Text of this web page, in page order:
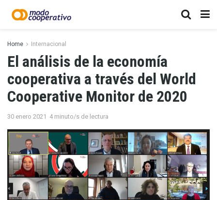
Home Internacional
El análisis de la economía
cooperativa a través del World
Cooperative Monitor de 2020
30 enero 2021 4 minuto/s de lectura